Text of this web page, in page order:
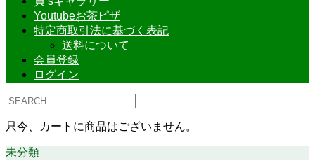
Youtubeお茶ピザ
特定商取引法に基づく表記
送料について
会員登録
ログイン
只今、カートに商品はございません。
未分類